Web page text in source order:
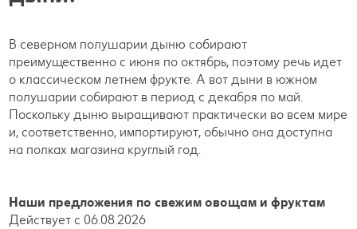
В северном полушарии дыню собирают
преимущественно с июня по октябрь, поэтому речь идет
о классическом летнем фрукте. А вот дыни в южном
полушарии собирают в период с декабря по май.
Поскольку дыню выращивают практически во всем мире
и, соответственно, импортируют, обычно она доступна
на полках магазина круглый год.
Наши предложения по свежим овощам и фруктам
Действует с 06.08.2026